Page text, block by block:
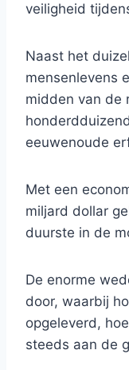
veiligheid
Naast het
mensenlevens
midden van de
eeuwenoude
Met een
miljard dollar
duurste in de
De enorme
door, waarbij
opgeleverd,
steeds aan de